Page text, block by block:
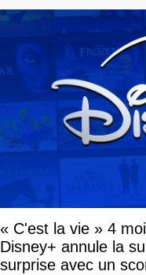
« C'est la vie » 4
Disney+ annule la
surprise avec un